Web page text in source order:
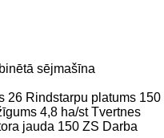
sējmašīna
26 Rindstarpu platums 150
4,8 ha/st Tvertnes
jauda 150 ZS Darba